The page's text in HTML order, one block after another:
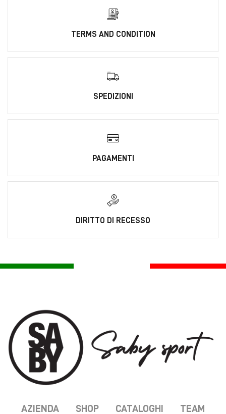
TERMS AND CONDITION
SPEDIZIONI
PAGAMENTI
DIRITTO DI RECESSO
AZIENDA SHOP CATALOGHI
TEAM